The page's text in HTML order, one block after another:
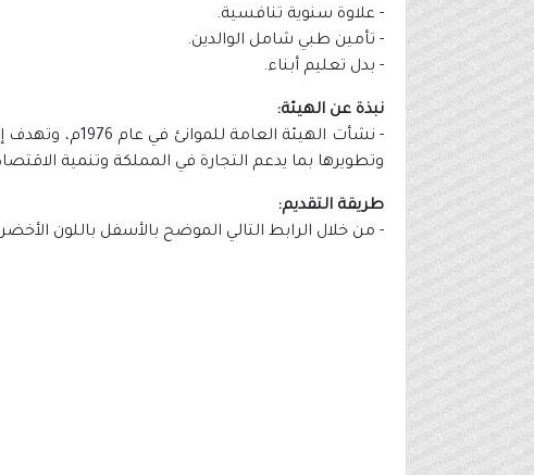
- علاوة سنوية تنافسية.
- تأمين طبي شامل الوالدين.
- بدل تعليم أبناء.
نبذة عن الهيئة:
- نشأت الهيئة
وتطويرها بما يدعم التجارة في المملكة وتنمية
طريقة التقديم:
- من خلال الرابط التالي الموضح بالأسفل باللون